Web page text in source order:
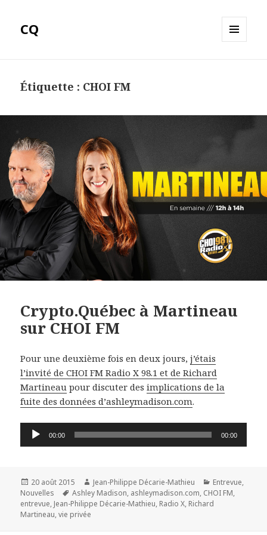
CQ
Étiquette : CHOI FM
Crypto.Québec à Martineau
sur CHOI FM
Pour une deuxième fois en deux jours,j’étais
l’invité de CHOI FM Radio X 98.1 et de Richard
Martineau pour discuter desimplications de la
fuite des données d’ashleymadison.com.
Lecteur 00:00 00:00
Publié
le
20 août 2015 Auteur
Jean-Philippe Décarie-Mathieu Catégories
Entrevue,
Nouvelles
Mots-
clés
Ashley Madison, ashleymadison.com, CHOI FM,
entrevue, Jean-Philippe Décarie-Mathieu, Radio X, Richard
Martineau,vie privée